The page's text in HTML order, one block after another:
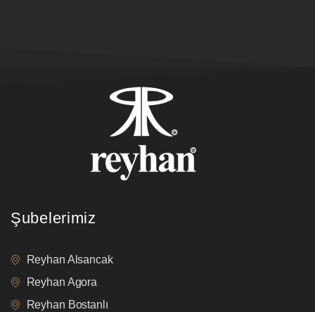
Şubelerimiz
Reyhan Alsancak
Reyhan Agora
Reyhan Bostanlı